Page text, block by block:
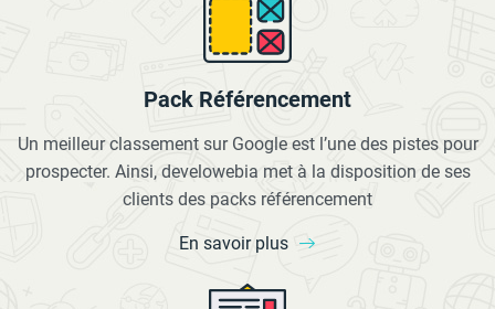
Pack Référencement
Un meilleur classement sur Google est l’une des pistes pour
prospecter. Ainsi, develowebia met à la disposition de ses
clients des packs référencement
En savoir plus